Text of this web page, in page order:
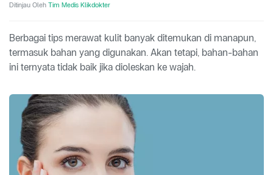
Ditinjau Oleh Tim Medis Klikdokter
Berbagai tips merawat kulit banyak ditemukan di manapun,
termasuk bahan yang digunakan. Akan tetapi, bahan-bahan
ini ternyata tidak baik jika dioleskan ke wajah.